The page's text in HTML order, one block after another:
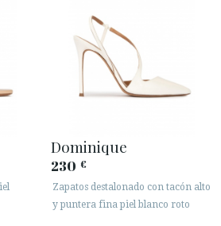
Dominique
230 €
Zapatos destalonado con tacón alto
y puntera fina piel blanco roto